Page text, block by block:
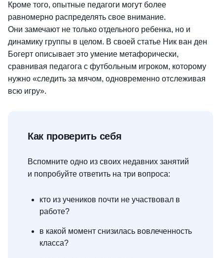
Кроме того, опытные педагоги могут более
равномерно распределять свое внимание.
Они замечают не только отдельного ребенка, но и
динамику группы в целом. В своей статье Ник ван ден
Богерт описывает это умение метафорически,
сравнивая педагога с футбольным игроком, которому
нужно «следить за мячом, одновременно отслеживая
всю игру».
Как проверить себя
Вспомните одно из своих недавних занятий
и попробуйте ответить на три вопроса:
кто из учеников почти не участвовал в
работе?
в какой момент снизилась вовлеченность
класса?